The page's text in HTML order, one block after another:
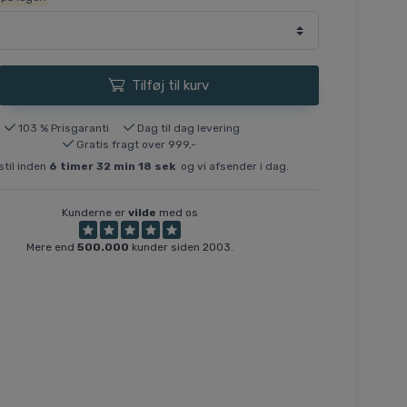
Tilføj til kurv
103 % Prisgaranti
Dag til dag levering
Gratis fragt over 999,-
inden 6 timer32 min17 sekog vi afsender i dag.
Kunderne er vilde med os
Mere end 500.000 kunder siden 2003.